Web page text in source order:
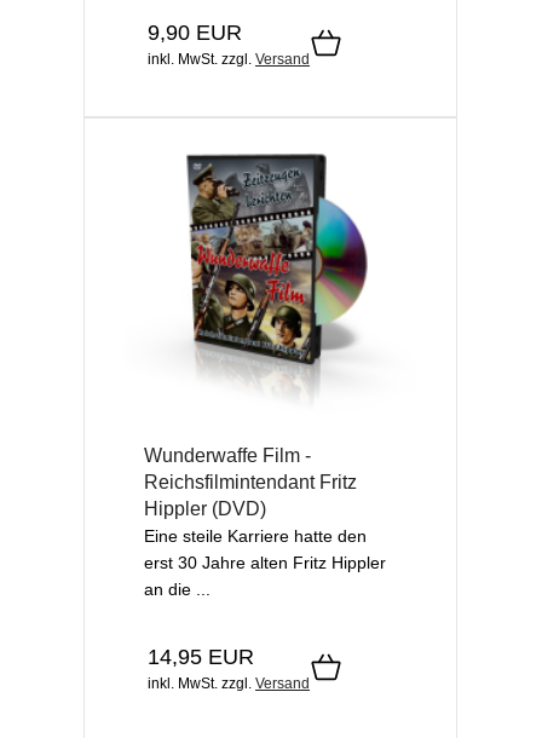
9,90 EUR
inkl. MwSt. zzgl. Versand
Wunderwaffe Film -
Reichsfilmintendant Fritz
Hippler (DVD)
Eine steile Karriere hatte den
erst 30 Jahre alten Fritz Hippler
an die ...
14,95 EUR
inkl. MwSt. zzgl. Versand